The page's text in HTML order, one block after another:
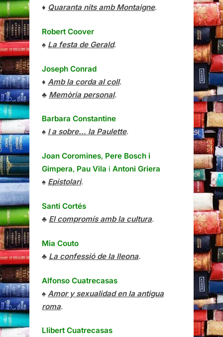
♦ Quaranta nits amb Montaigne.
Robert Coover
♠ La festa de Gerald.
Joseph Conrad
♦ Amb la corda al coll.
♣ Memòria personal.
Barbara Constantine
♠ I a sobre… la Paulette.
Joan Coromines, Pere Bosch i
Gimpera, Pau Vila i Antoni Griera
♠ Epistolari.
Santi Cortés
♣ El compromís amb la cultura.
Mia Couto
♣ La confessió de la lleona.
Alfonso Cuatrecasas
♠ Amor y sexualidad en la antigua
roma.
Llibert Cuatrecasas